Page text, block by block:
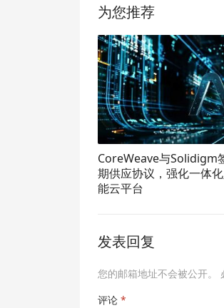
为您推荐
CoreWeave与Solidigm
期供应协议，强化一体
能云平台
发表回复
您的邮箱地址不会被公开。
评论 *